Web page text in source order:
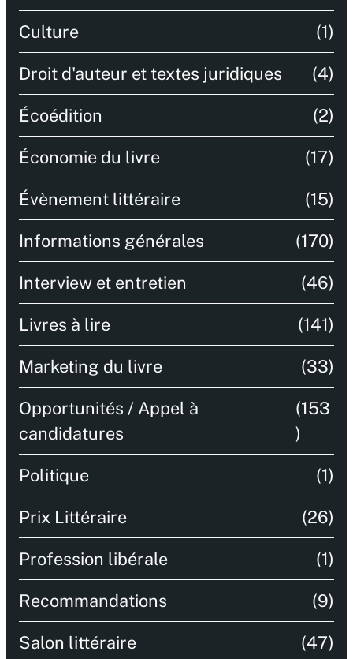
Culture (1)
Droit d'auteur et textes juridiques (4)
Écoédition (2)
Économie du livre (17)
Évènement littéraire (15)
Informations générales (170)
Interview et entretien (46)
Livres à lire (141)
Marketing du livre (33)
Opportunités / Appel à
candidatures
(153
)
Politique (1)
Prix Littéraire (26)
Profession libérale (1)
Recommandations (9)
Salon littéraire (47)